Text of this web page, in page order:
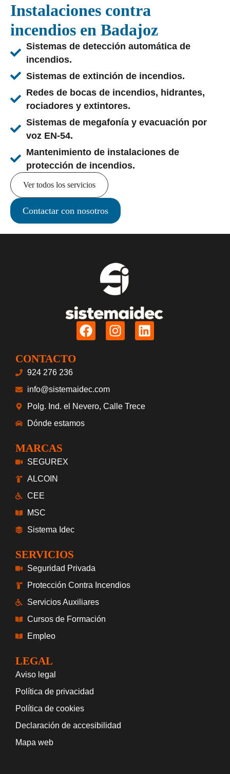
Instalaciones contra
incendios en Badajoz
Sistemas de detección automática de
incendios.
Sistemas de extinción de incendios.
Redes de bocas de incendios, hidrantes,
rociadores y extintores.
Sistemas de megafonía y evacuación por
voz EN-54.
Mantenimiento de instalaciones de
protección de incendios.
Ver todos los servicios
Contactar con nosotros
CONTACTO
924 276 236
info@sistemaidec.com
Polg. Ind. el Nevero, Calle Trece
Dónde estamos
MARCAS
SEGUREX
ALCOIN
CEE
MSC
Sistema Idec
SERVICIOS
Seguridad Privada
Protección Contra Incendios
Servicios Auxiliares
Cursos de Formación
Empleo
LEGAL
Aviso legal
Política de privacidad
Política de cookies
Declaración de accesibilidad
Mapa web